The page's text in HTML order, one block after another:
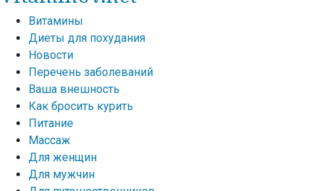
Витамины
Диеты для похудания
Новости
Перечень заболеваний
Ваша внешность
Как бросить курить
Питание
Массаж
Для женщин
Для мужчин